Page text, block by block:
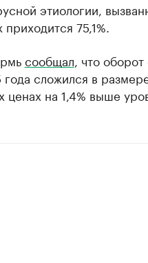
этиологии,
75,1%.
сообщал , что
сложился в
ценах на 1,4% выше